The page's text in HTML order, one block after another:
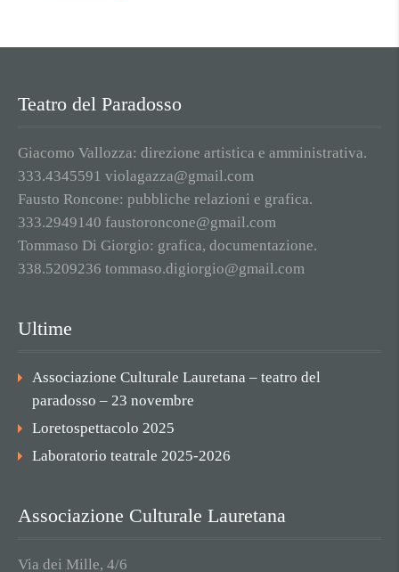
Teatro del Paradosso
Giacomo Vallozza: direzione artistica e amministrativa.
333.4345591 violagazza@gmail.com
Fausto Roncone: pubbliche relazioni e grafica.
333.2949140 faustoroncone@gmail.com
Tommaso Di Giorgio: grafica, documentazione.
338.5209236 tommaso.digiorgio@gmail.com
Ultime
Associazione Culturale Lauretana – teatro del
paradosso – 23 novembre
Loretospettacolo 2025
Laboratorio teatrale 2025-2026
Associazione Culturale Lauretana
Via dei Mille, 4/6